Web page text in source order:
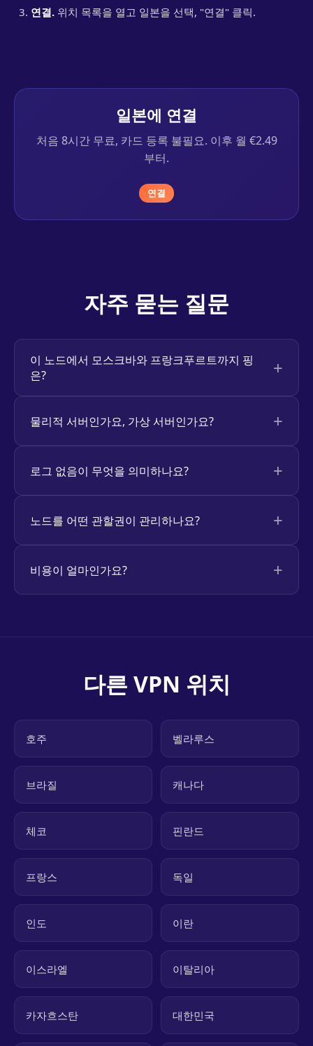
연결. 위치 목록을 열고 일본을 선택, "연결" 클릭.
일본에 연결
처음 8시간 무료, 카드 등록 불필요. 이후 월 €2.49
부터.
연결
자주 묻는 질문
이 노드에서 모스크바와 프랑크푸르트까지 핑
은?
물리적 서버인가요, 가상 서버인가요?
로그 없음이 무엇을 의미하나요?
노드를 어떤 관할권이 관리하나요?
비용이 얼마인가요?
다른 VPN 위치
호주 벨라루스
브라질 캐나다
체코 핀란드
프랑스 독일
인도 이란
이스라엘 이탈리아
카자흐스탄 대한민국